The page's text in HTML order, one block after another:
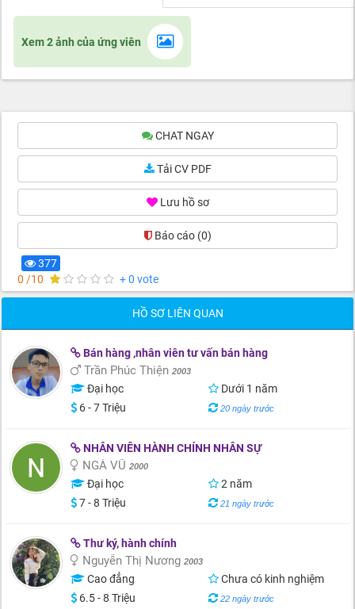
Xem 2 ảnh của ứng viên
CHAT NGAY
Tải CV PDF
Lưu hồ sơ
Báo cáo (0)
377
0 /10
+ 0 vote
HỒ SƠ LIÊN QUAN
Bán hàng ,nhân viên tư vấn bán hàng
Trần Phúc Thiện 2003
Đại học
Dưới 1 năm
6 - 7 Triệu
20 ngày trước
NHÂN VIÊN HÀNH CHÍNH NHÂN SỰ
NGÀ VŨ 2000
Đại học
2 năm
7 - 8 Triệu
21 ngày trước
Thư ký, hành chính
Nguyễn Thị Nương 2003
Cao đẳng
Chưa có kinh nghiệm
6.5 - 8 Triệu
22 ngày trước